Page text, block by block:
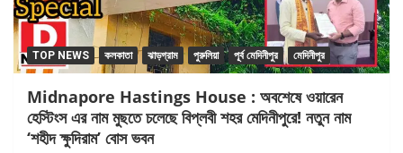
TOP NEWS কলকাতা ঝাড়গ্রাম পুরুলিয়া পূর্ব মেদিনীপুর মেদিনীপুর
Midnapore Hastings House : অবশেষে ওয়ারেন
হেস্টিংস এর নাম মুছতে চলেছে বিপ্লবী শহর মেদিনীপুরে! নতুন নাম
‘শহীদ ক্ষুদিরাম’ বোস ভবন